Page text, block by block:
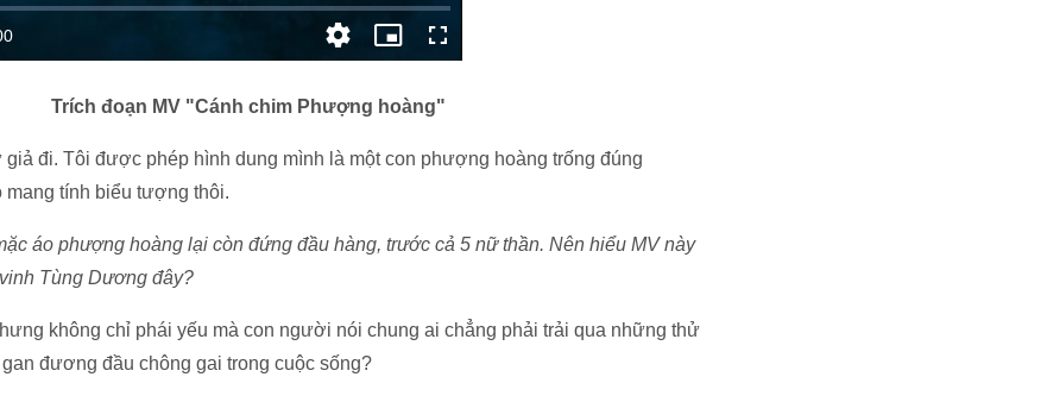
Trích đoạn MV "Cánh chim Phượng hoàng"
giả đi. Tôi được phép hình dung mình là một con phượng hoàng trống đúng
mang tính biểu tượng thôi.
áo phượng hoàng lại còn đứng đầu hàng, trước cả 5 nữ thần. Nên hiểu MV này
Tùng Dương đây?
không chỉ phái yếu mà con người nói chung ai chẳng phải trải qua những thử
đương đầu chông gai trong cuộc sống?